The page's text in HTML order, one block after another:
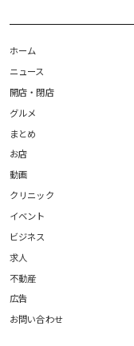
ホーム
ニュース
開店・閉店
グルメ
まとめ
お店
動画
クリニック
イベント
ビジネス
求人
不動産
広告
お問い合わせ